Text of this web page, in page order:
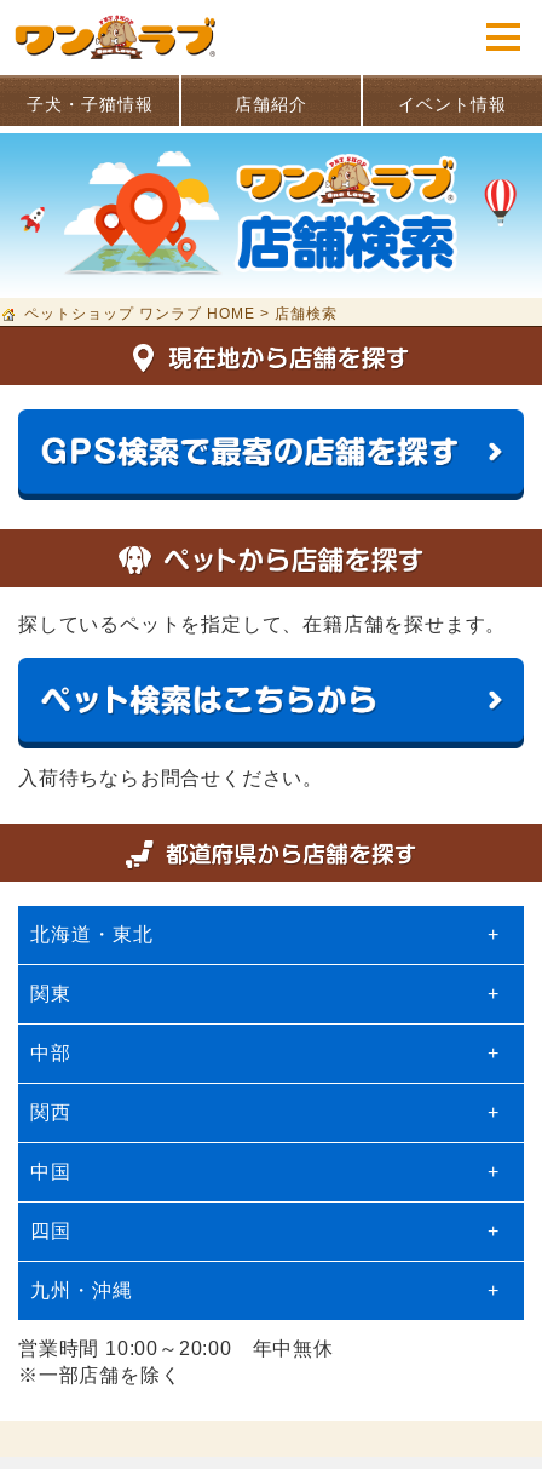
子犬・子猫情報 店舗紹介 イベント情報
ペットショップ ワンラブ HOME > 店舗検索
探しているペットを指定して、在籍店舗を探せます。
入荷待ちならお問合せください。
北海道・東北 +
関東 +
中部 +
関西 +
中国 +
四国 +
九州・沖縄 +
営業時間 10:00～20:00 年中無休
※一部店舗を除く